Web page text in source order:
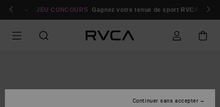
Se connecter / s'inscrire
JEU CONCOURS Gagnez votre tenue de sport RVCA
Continuer sans accepter